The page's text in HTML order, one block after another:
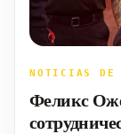
NOTICIAS DE
Феликс